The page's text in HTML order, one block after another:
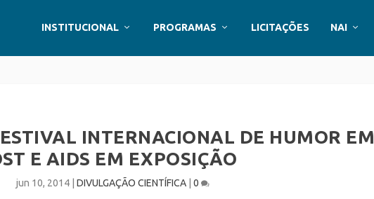
INSTITUCIONAL PROGRAMAS LICITAÇÕES NAI
INTERNACIONAL DE HUMOR EM
E AIDS EM EXPOSIÇÃO
jun 10, 2014 |DIVULGAÇÃO CIENTÍFICA |0